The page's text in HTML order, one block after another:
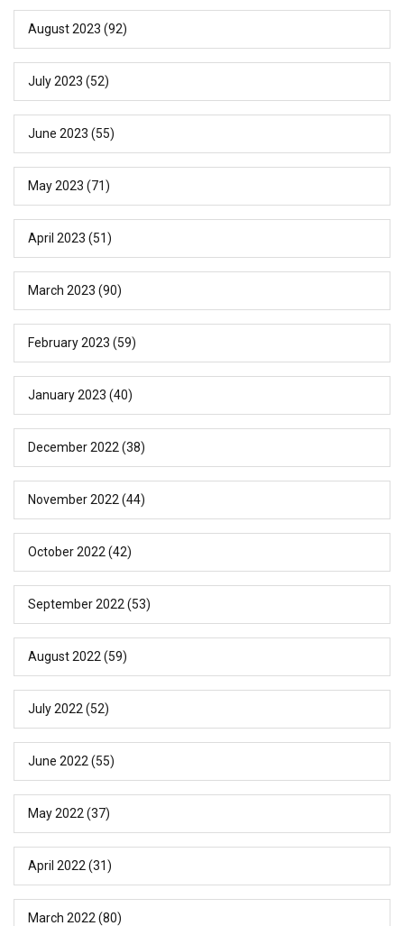
August 2023 (92)
July 2023 (52)
June 2023 (55)
May 2023 (71)
April 2023 (51)
March 2023 (90)
February 2023 (59)
January 2023 (40)
December 2022 (38)
November 2022 (44)
October 2022 (42)
September 2022 (53)
August 2022 (59)
July 2022 (52)
June 2022 (55)
May 2022 (37)
April 2022 (31)
March 2022 (80)